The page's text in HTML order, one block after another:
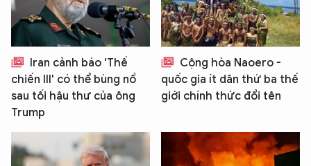
Iran cảnh báo 'Thế
chiến III' có thể bùng nổ
sau tối hậu thư của ông
Trump
Cộng hòa Naoero -
quốc gia ít dân thứ ba thế
giới chính thức đổi tên